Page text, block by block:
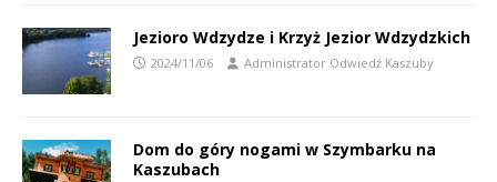
Jezioro Wdzydze i Krzyż Jezior Wdzydzkich
2024/11/06 Administrator Odwiedź Kaszuby
Dom do góry nogami w Szymbarku na
Kaszubach